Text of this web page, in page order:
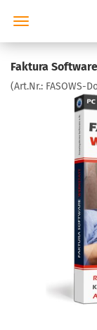
Faktura
(Art.Nr.: FASOWS-